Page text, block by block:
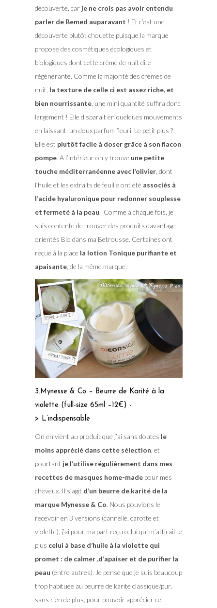
découverte, car je ne crois pas avoir entendu
parler de Bemed auparavant ! Et c’est une
découverte plutôt chouette puisque la marque
propose des cosmétiques écologiques et
biologiques dont cette crème de nuit dite
régénérante. Comme la majorité des crèmes de
nuit, la texture de celle ci est assez riche, et
bien nourrissante, une mini quantité suffira donc
largement ! Elle disparait en quelques mouvements
en laissant un doux parfum fleuri. Le petit plus ?
Elle est plutôt facile à doser grâce à son flacon
pompe. A l’intérieur on y trouve une petite
touche méditerranéenne avec l’olivier, dont
l’huile et les extraits de feuille ont été associés à
l’acide hyaluronique pour redonner souplesse
et fermeté à la peau. Comme a chaque fois, je
suis contente de trouver des produits davantage
orientés Bio dans ma Betrousse. Certaines ont
reçue à la place la lotion Tonique purifiante et
apaisante, de la même marque.
3.Mynesse & Co – Beurre de Karité à la
violette (full-size 65ml –12€) -
> L’indispensable
On en vient au produit que j’ai sans doutes le
moins apprécié dans cette sélection , et
pourtant je l’utilise régulièrement dans mes
recettes de masques home-madepour mes
cheveux. Il s’agit d’un beurre de karité de la
marque Mynesse & Co. Nous pouvions le
recevoir en 3 versions (cannelle, carotte et
violette), j’ai pour ma part reçu celui qui m’attirait le
plus celui à base d’huile à la violette qui
promet : de calmer ,d’apaiser et de purifier la
peau (entre autres). Je pense que je suis beaucoup
trop habituée au beurre de karité classique/pur,
sans rien de plus, pour pouvoir apprécier ce